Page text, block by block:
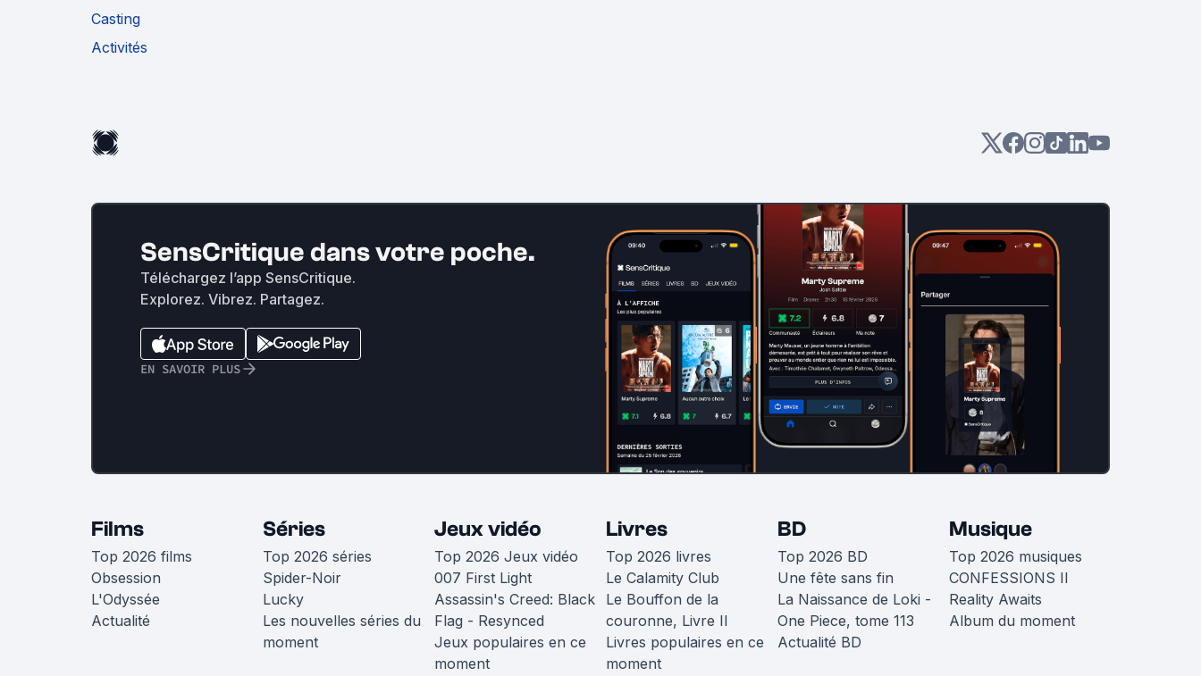
Casting
Activités
SensCritique dans votre poche.
Téléchargez l’app SensCritique.
Explorez. Vibrez. Partagez.
EN SAVOIR PLUS
Films
Top 2026 films
Obsession
L'Odyssée
Actualité
Séries
Top 2026 séries
Spider-Noir
Lucky
Les nouvelles séries du
moment
Jeux vidéo
Top 2026 Jeux vidéo
007 First Light
Assassin's Creed: Black
Flag - Resynced
Jeux populaires en ce
moment
Livres
Top 2026 livres
Le Calamity Club
Le Bouffon de la
couronne, Livre II
Livres populaires en ce
moment
BD
Top 2026 BD
Une fête sans fin
La Naissance de Loki -
One Piece, tome 113
Actualité BD
Musique
Top 2026 musiques
CONFESSIONS II
Reality Awaits
Album du moment